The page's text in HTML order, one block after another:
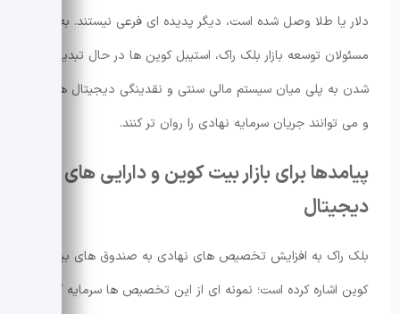
دلار یا طلا وصل شده است، دیگر پدیده ای فرعی نیستند. به گفته
مسئولان توسعه بازار بلک راک، استیبل کوین ها در حال تبدیل
شدن به پلی میان سیستم مالی سنتی و نقدینگی دیجیتال هستند
و می توانند جریان سرمایه نهادی را روان تر کنند.
پیامدها برای بازار بیت کوین و دارایی های
دیجیتال
بلک راک به افزایش تخصیص های نهادی به صندوق های بیت
کوین اشاره کرده است؛ نمونه ای از این تخصیص ها سرمایه گذاری